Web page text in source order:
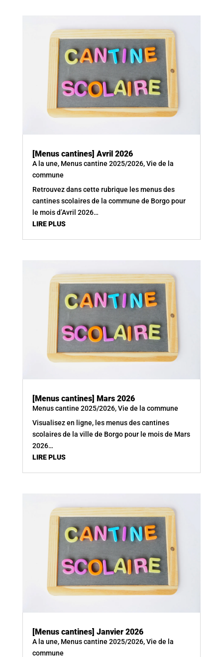
[Menus cantines] Avril 2026
A la une, Menus cantine 2025/2026,Vie de la
commune
Retrouvez dans cette rubrique les menus des
cantines scolaires de la commune de Borgo pour
le mois d’Avril 2026…
LIRE PLUS
[Menus cantines] Mars 2026
Menus cantine 2025/2026,Vie de la commune
Visualisez en ligne, les menus des cantines
scolaires de la ville de Borgo pour le mois de Mars
2026…
LIRE PLUS
[Menus cantines] Janvier 2026
A la une, Menus cantine 2025/2026,Vie de la
commune